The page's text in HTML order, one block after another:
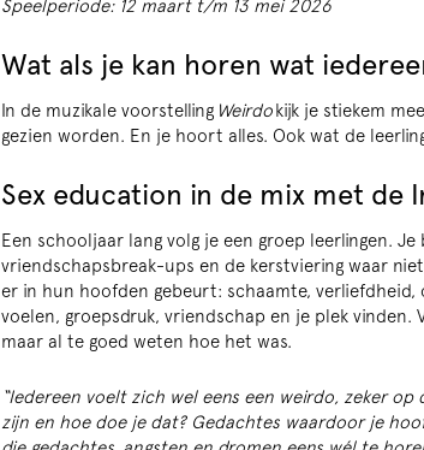
Speelperiode: 12 maart t/m 13 mei 2026
Wat als je kan horen wat
In de muzikale voorstelling Weirdokijk je stiekem
gezien worden. En je hoort alles. Ook wat de
Sex education in de mix met de
Een schooljaar lang volg je een groep leerlingen.
vriendschapsbreak-ups en de kerstviering waar
er in hun hoofden gebeurt: schaamte, verliefdheid,
voelen, groepsdruk, vriendschap en je plek vinden.
maar al te goed weten hoe het was.
“Iedereen voelt zich wel eens een weirdo, zeker
zijn en hoe doe je dat? Gedachtes waardoor je